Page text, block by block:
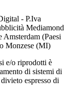
- P.Iva
Mediamond
(Paesi
Monzese (MI)
e/o riprodotti è
di sistemi di
espresso di